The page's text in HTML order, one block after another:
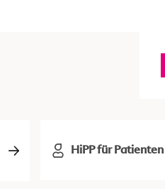
HiPP für Patienten